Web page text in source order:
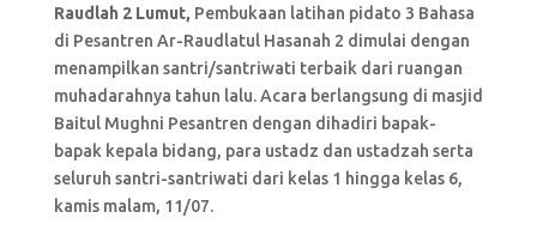
Raudlah 2 Lumut, Pembukaan latihan pidato 3 Bahasa
di Pesantren Ar-Raudlatul Hasanah 2 dimulai dengan
menampilkan santri/santriwati terbaik dari ruangan
muhadarahnya tahun lalu. Acara berlangsung di masjid
Baitul Mughni Pesantren dengan dihadiri bapak-
bapak kepala bidang, para ustadz dan ustadzah serta
seluruh santri-santriwati dari kelas 1 hingga kelas 6,
kamis malam, 11/07.